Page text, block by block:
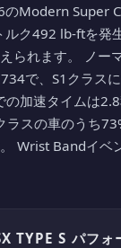
のModern Super
ク492 lb-ftを発
られます。 ノー
で、S1クラス
加速タイムは2.8
ラスの車のうち
Wrist Bandイベ
TYPE S パフォ